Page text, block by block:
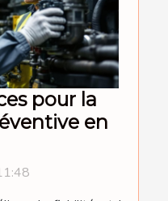
pour la
en